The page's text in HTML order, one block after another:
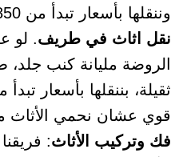
وننقلها بأسعار تبدأ من 850 ريال باستخدام
نقل اثاث في طريف. لو
الروضة مليانة كنب جلد،
قوي عشان نحمي الأثاث
فك وتركيب الأثاث: